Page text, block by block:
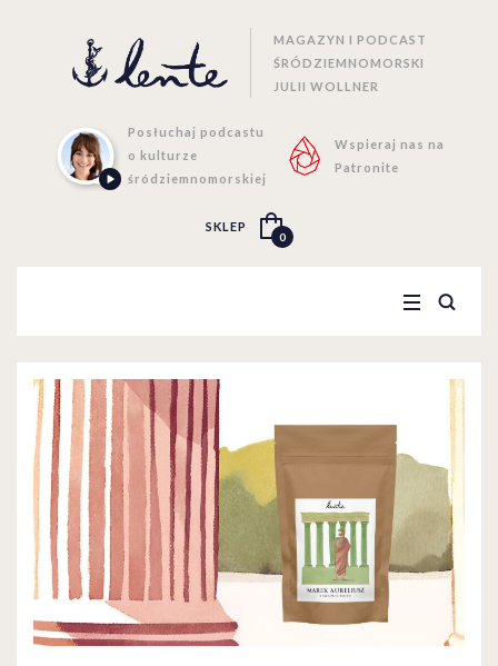
MAGAZYN I PODCAST
ŚRÓDZIEMNOMORSKI
JULII WOLLNER
Posłuchaj podcastu
o kulturze
śródziemnomorskiej
Wspieraj nas na
Patronite
SKLEP
0